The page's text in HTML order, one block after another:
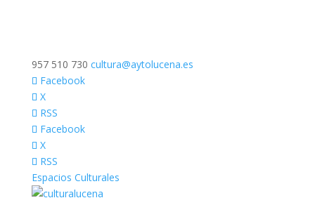
957 510 730 cultura@aytolucena.es
Facebook
X
RSS
Facebook
X
RSS
Espacios Culturales